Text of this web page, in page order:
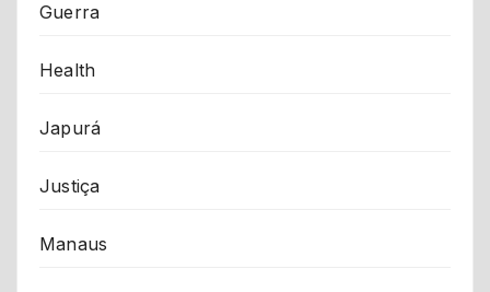
Guerra
Health
Japurá
Justiça
Manaus